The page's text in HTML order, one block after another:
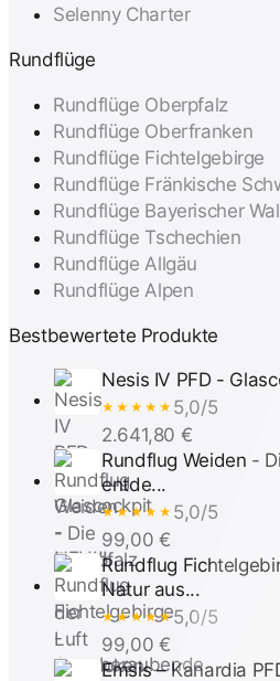
Selenny Charter
Rundflüge
Rundflüge Oberpfalz
Rundflüge Oberfranken
Rundflüge Fichtelgebirge
Rundflüge Fränkische
Rundflüge Bayerischer
Rundflüge Tschechien
Rundflüge Allgäu
Rundflüge Alpen
Bestbewertete Produkte
Nesis IV PFD -
★★★★★ 5,0/5
2.641,80 €
Rundflug Weiden -
entde...
★★★★★ 5,0/5
99,00 €
Rundflug
Natur aus...
★★★★★5,0/5
99,00 €
Emsis – Kanardia